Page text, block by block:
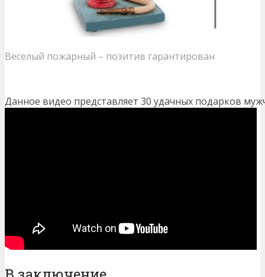
Веселый пожарный – позитив гарантирован
Данное видео представляет 30 удачных подарков